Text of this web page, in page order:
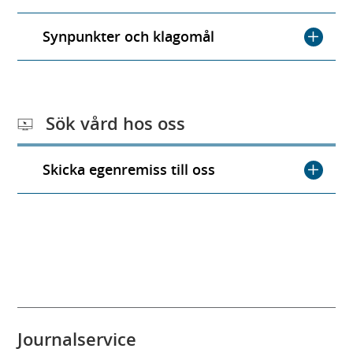
Synpunkter och klagomål
Sök vård hos oss
Skicka egenremiss till oss
Journalservice